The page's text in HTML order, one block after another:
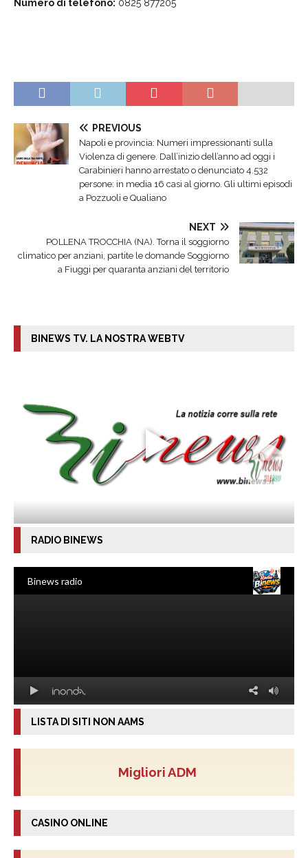
Numero di telefono: 0825 877205
PREVIOUS
Napoli e provincia: Numeri impressionanti sulla
Violenza di genere. Dall’inizio dell’anno ad oggi i
Carabinieri hanno arrestato o denunciato 4.532
persone: in media 16 casi al giorno. Gli ultimi episodi
a Pozzuoli e Qualiano
NEXT
POLLENA TROCCHIA (NA). Torna il soggiorno
climatico per anziani, partite le domande Soggiorno
a Fiuggi per quaranta anziani del territorio
BINEWS TV. LA NOSTRA WEBTV
RADIO BINEWS
LISTA DI SITI NON AAMS
Migliori ADM
CASINO ONLINE